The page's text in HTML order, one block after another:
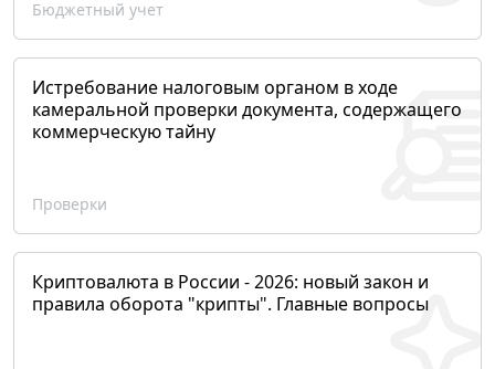
Бюджетный учет
Истребование налоговым органом в ходе
камеральной проверки документа, содержащего
коммерческую тайну
Проверки
Криптовалюта в России - 2026: новый закон и
правила оборота "крипты". Главные вопросы